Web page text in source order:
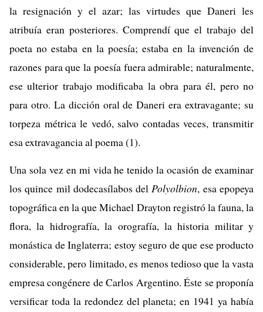
la resignación y el azar; las virtudes que Daneri les
atribuía eran posteriores. Comprendí que el trabajo del
poeta no estaba en la poesía; estaba en la invención de
razones para que la poesía fuera admirable; naturalmente,
ese ulterior trabajo modificaba la obra para él, pero no
para otro. La dicción oral de Daneri era extravagante; su
torpeza métrica le vedó, salvo contadas veces, transmitir
esa extravagancia al poema (1).
Una sola vez en mi vida he tenido la ocasión de examinar
los quince mil dodecasílabos delPolyolbion, esa epopeya
topográfica en la que Michael Drayton registró la fauna, la
flora, la hidrografía, la orografía, la historia militar y
monástica de Inglaterra; estoy seguro de que ese producto
considerable, pero limitado, es menos tedioso que la vasta
empresa congénere de Carlos Argentino. Éste se proponía
versificar toda la redondez del planeta; en 1941 ya había